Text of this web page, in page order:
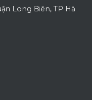
Long Biên, TP Hà